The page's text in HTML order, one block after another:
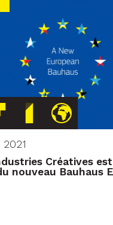
Créatives
nouveau Bauhaus